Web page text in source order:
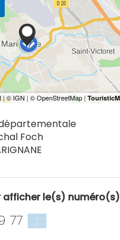
Foch
afficher le(s) numéro(s)
77 ▒▒